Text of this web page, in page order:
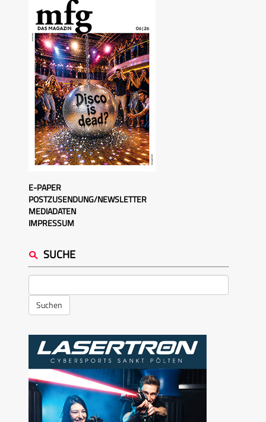
E-PAPER
POSTZUSENDUNG/NEWSLETTER
MEDIADATEN
IMPRESSUM
SUCHE
Suchen